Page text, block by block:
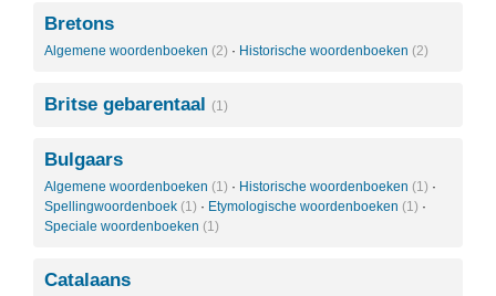
Bretons
Algemene woordenboeken (2) · Historische woordenboeken (2)
Britse gebarentaal (1)
Bulgaars
Algemene woordenboeken (1) · Historische woordenboeken (1) ·
Spellingwoordenboek (1) · Etymologische woordenboeken (1) ·
Speciale woordenboeken (1)
Catalaans